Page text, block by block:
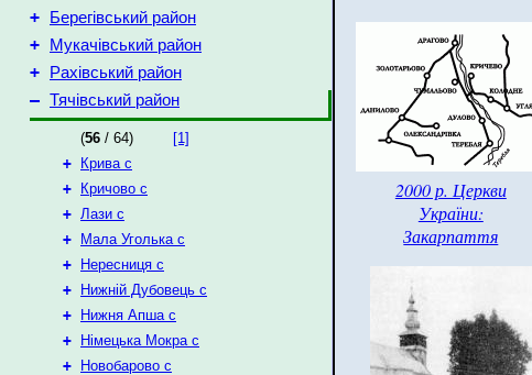
+ Берегівський район
+ Мукачівський район
+ Рахівський район
– Тячівський район
(56 / 64)
[1]
+
Крива с
+
Кричово с
+ Лази с
+
Мала Уголька с
+
Нересниця с
+
Нижній Дубовець с
+
Нижня Апша с
+
Німецька Мокра с
+
Новобарово с
2000 р. Церкви
України:
Закарпаття